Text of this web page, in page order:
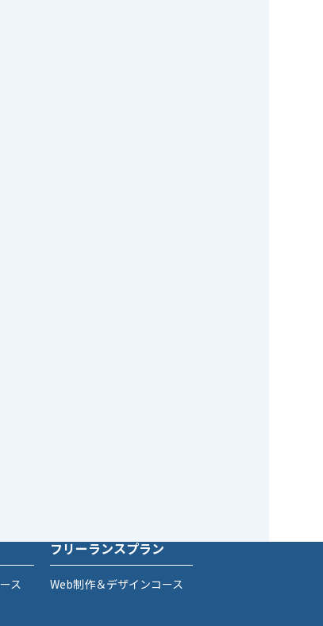
ス
フリーランスプラン
Web制作＆デザインコース